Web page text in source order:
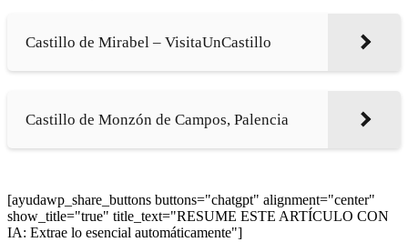
Castillo de Mirabel – VisitaUnCastillo
Castillo de Monzón de Campos, Palencia
[ayudawp_share_buttons buttons="chatgpt" alignment="center"
show_title="true" title_text="RESUME ESTE ARTÍCULO CON
IA: Extrae lo esencial automáticamente"]